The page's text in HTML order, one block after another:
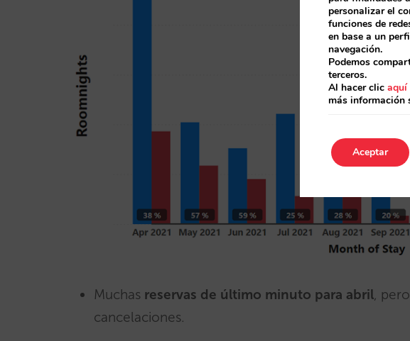
Muchas reservas de último minuto para abril,
cancelaciones.
personalizar el
funciones de
en base a un
navegación.
Podemos
terceros.
Al hacer clic aquí
más información
Aceptar